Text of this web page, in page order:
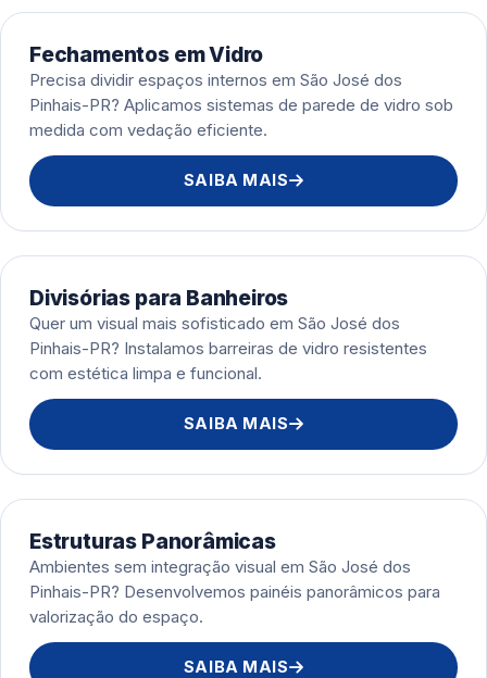
Fechamentos em Vidro
Precisa dividir espaços internos em São José dos
Pinhais-PR? Aplicamos sistemas de parede de vidro sob
medida com vedação eficiente.
SAIBA MAIS
Divisórias para Banheiros
Quer um visual mais sofisticado em São José dos
Pinhais-PR? Instalamos barreiras de vidro resistentes
com estética limpa e funcional.
SAIBA MAIS
Estruturas Panorâmicas
Ambientes sem integração visual em São José dos
Pinhais-PR? Desenvolvemos painéis panorâmicos para
valorização do espaço.
SAIBA MAIS